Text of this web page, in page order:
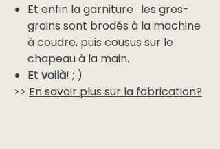
Et enfin la garniture : les gros-
grains sont brodés à la machine
à coudre, puis cousus sur le
chapeau à la main.
Et voilà! ; )
>> En savoir plus sur la fabrication?